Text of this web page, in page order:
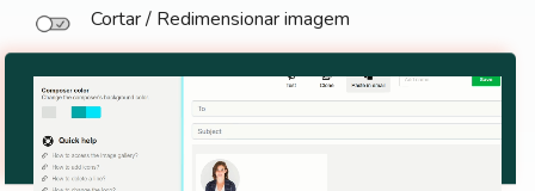
Cortar / Redimensionar imagem